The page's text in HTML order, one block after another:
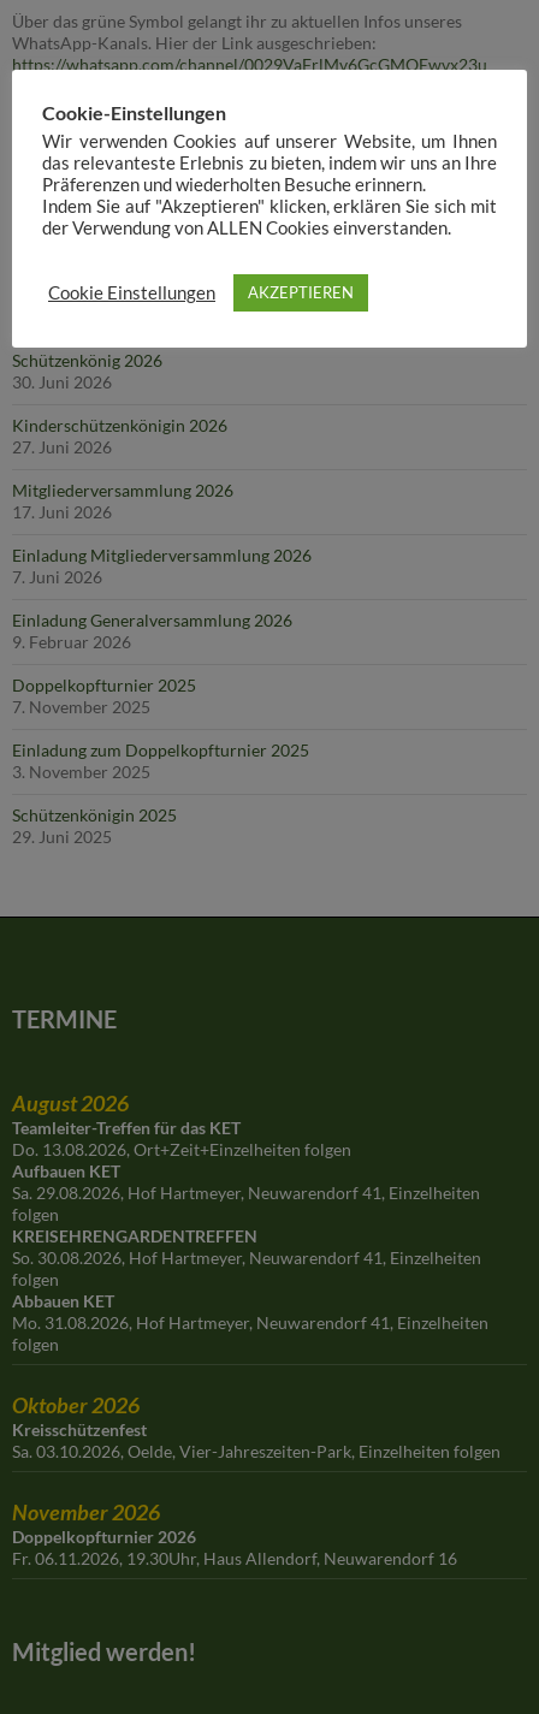
Über das grüne Symbol gelangt ihr zu aktuellen Infos unseres
WhatsApp-Kanals. Hier der Link ausgeschrieben:
https://whatsapp.com/channel/0029VaFrlMv6GcGMOEwvx23u
AKTUELLES
Helfertreffen
Throngesellschaft 2026
Schützenkönig 2026
30. Juni 2026
Kinderschützenkönigin 2026
27. Juni 2026
Mitgliederversammlung 2026
17. Juni 2026
Einladung Mitgliederversammlung 2026
7. Juni 2026
Einladung Generalversammlung 2026
9. Februar 2026
Doppelkopfturnier 2025
7. November 2025
Einladung zum Doppelkopfturnier 2025
3. November 2025
Schützenkönigin 2025
29. Juni 2025
TERMINE
August 2026
Teamleiter-Treffen für das KET
Do. 13.08.2026, Ort+Zeit+Einzelheiten folgen
Aufbauen KET
Sa. 29.08.2026, Hof Hartmeyer, Neuwarendorf 41, Einzelheiten
folgen
KREISEHRENGARDENTREFFEN
So. 30.08.2026, Hof Hartmeyer, Neuwarendorf 41, Einzelheiten
folgen
Abbauen KET
Mo. 31.08.2026, Hof Hartmeyer, Neuwarendorf 41, Einzelheiten
folgen
Oktober 2026
Kreisschützenfest
Sa. 03.10.2026, Oelde, Vier-Jahreszeiten-Park, Einzelheiten folgen
November 2026
Doppelkopfturnier 2026
Fr. 06.11.2026, 19.30Uhr, Haus Allendorf, Neuwarendorf 16
Mitglied werden!
Cookie-Einstellungen
Wir verwenden Cookies auf unserer Website, um Ihnen
das relevanteste Erlebnis zu bieten, indem wir uns an Ihre
Präferenzen und wiederholten Besuche erinnern.
Indem Sie auf "Akzeptieren" klicken, erklären Sie sich mit
der Verwendung von ALLEN Cookies einverstanden.
Cookie Einstellungen AKZEPTIEREN